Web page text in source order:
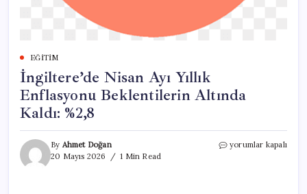
EĞITIM
İngiltere’de Nisan Ayı Yıllık
Enflasyonu Beklentilerin Altında
Kaldı: %2,8
By Ahmet Doğan
20 Mayıs 2026
1 Min Read
İngiltere’de
yorumlar kapalı